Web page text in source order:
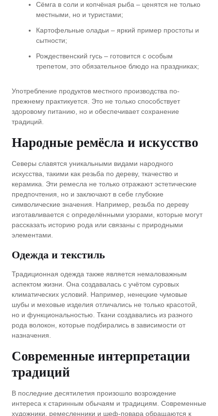
Сёмга в соли и копчёная рыба – ценятся не только
местными, но и туристами;
Картофельные оладьи – яркий пример простоты и
сытности;
Рождественский гусь – готовится с особым
трепетом, это обязательное блюдо на праздниках;
Употребление продуктов местного производства по-
прежнему практикуется. Это не только способствует
здоровому питанию, но и обеспечивает сохранение
традиций.
Народные ремёсла и искусство
Северы славятся уникальными видами народного
искусства, такими как резьба по дереву, ткачество и
керамика. Эти ремесла не только отражают эстетические
предпочтения, но и заключают в себе глубокие
символические значения. Например, резьба по дереву
изготавливается с определёнными узорами, которые могут
рассказать историю рода или связаны с природными
элементами.
Одежда и текстиль
Традиционная одежда также является немаловажным
аспектом жизни. Она создавалась с учётом суровых
климатических условий. Например, ненецкие чумовые
шубы и меховые изделия отличались не только красотой,
но и функциональностью. Ткани создавались из разного
рода волокон, которые подбирались в зависимости от
назначения.
Современные интерпретации
традиций
В последние десятилетия произошло возрождение
интереса к старинным обычаям и традициям. Современные
художники, ремесленники и шеф-повара обращаются к